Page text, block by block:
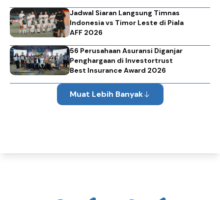
Jadwal Siaran Langsung Timnas
Indonesia vs Timor Leste di Piala
AFF 2026
56 Perusahaan Asuransi Diganjar
Penghargaan di Investortrust
Best Insurance Award 2026
Muat Lebih Banyak